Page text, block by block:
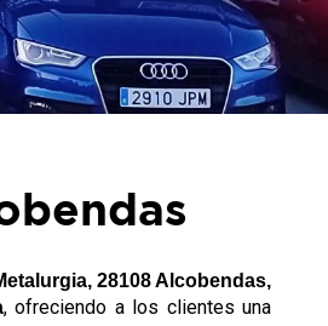
28108 Alcobendas,
, ofreciendo a los clientes una